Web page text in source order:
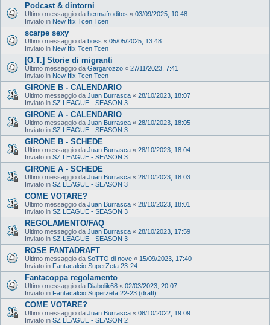
Podcast & dintorni
Ultimo messaggio da hermafroditos « 03/09/2025, 10:48
Inviato in New Ifix Tcen Tcen
scarpe sexy
Ultimo messaggio da boss « 05/05/2025, 13:48
Inviato in New Ifix Tcen Tcen
[O.T.] Storie di migranti
Ultimo messaggio da Gargarozzo « 27/11/2023, 7:41
Inviato in New Ifix Tcen Tcen
GIRONE B - CALENDARIO
Ultimo messaggio da Juan Burrasca « 28/10/2023, 18:07
Inviato in SZ LEAGUE - SEASON 3
GIRONE A - CALENDARIO
Ultimo messaggio da Juan Burrasca « 28/10/2023, 18:05
Inviato in SZ LEAGUE - SEASON 3
GIRONE B - SCHEDE
Ultimo messaggio da Juan Burrasca « 28/10/2023, 18:04
Inviato in SZ LEAGUE - SEASON 3
GIRONE A - SCHEDE
Ultimo messaggio da Juan Burrasca « 28/10/2023, 18:03
Inviato in SZ LEAGUE - SEASON 3
COME VOTARE?
Ultimo messaggio da Juan Burrasca « 28/10/2023, 18:01
Inviato in SZ LEAGUE - SEASON 3
REGOLAMENTO/FAQ
Ultimo messaggio da Juan Burrasca « 28/10/2023, 17:59
Inviato in SZ LEAGUE - SEASON 3
ROSE FANTADRAFT
Ultimo messaggio da SoTTO di nove « 15/09/2023, 17:40
Inviato in Fantacalcio SuperZeta 23-24
Fantacoppa regolamento
Ultimo messaggio da Diabolik68 « 02/03/2023, 20:07
Inviato in Fantacalcio Superzeta 22-23 (draft)
COME VOTARE?
Ultimo messaggio da Juan Burrasca « 08/10/2022, 19:09
Inviato in SZ LEAGUE - SEASON 2